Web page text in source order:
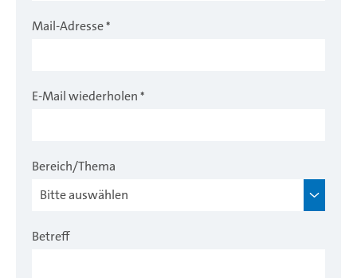
Mail-Adresse*
E-Mail wiederholen *
Bereich/Thema
Betreff